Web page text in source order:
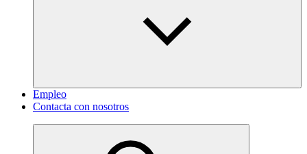
Empleo
Contacta con nosotros